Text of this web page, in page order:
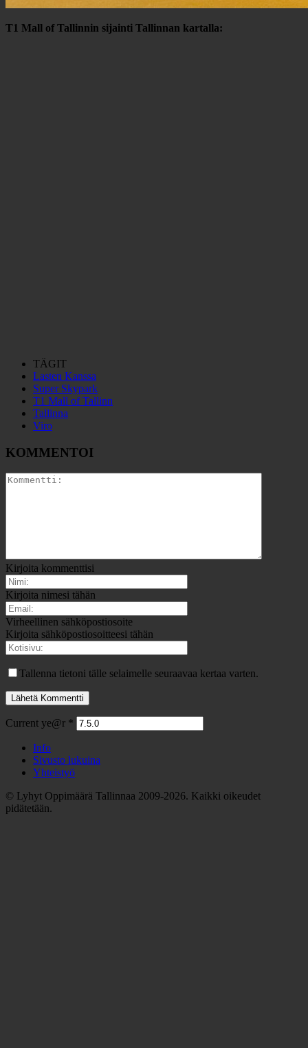
T1 Mall of Tallinnin sijainti Tallinnan kartalla:
TÄGIT
Lasten Kanssa
Super Skypark
T1 Mall of Tallinn
Tallinna
Viro
KOMMENTOI
Kirjoita kommenttisi
Kirjoita nimesi tähän
Virheellinen sähköpostiosoite
Kirjoita sähköpostiosoitteesi tähän
Tallenna tietoni tälle selaimelle seuraavaa kertaa varten.
Current ye@r *
Info
Sivusto lukuina
Yhteistyö
© Lyhyt Oppimäärä Tallinnaa 2009-2026. Kaikki oikeudet
pidätetään.